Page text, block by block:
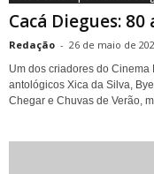
Cacá Diegues: 80
Redação - 26 de maio de
Um dos criadores do
antológicos Xica da Silva,
Chegar e Chuvas de Verão,